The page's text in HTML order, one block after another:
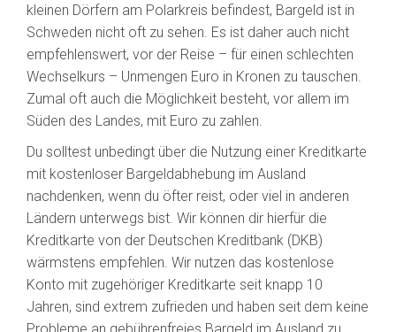
kleinen Dörfern am Polarkreis befindest, Bargeld ist in
Schweden nicht oft zu sehen. Es ist daher auch nicht
empfehlenswert, vor der Reise – für einen schlechten
Wechselkurs – Unmengen Euro in Kronen zu tauschen.
Zumal oft auch die Möglichkeit besteht, vor allem im
Süden des Landes, mit Euro zu zahlen.
Du solltest unbedingt über die Nutzung einer Kreditkarte
mit kostenloser Bargeldabhebung im Ausland
nachdenken, wenn du öfter reist, oder viel in anderen
Ländern unterwegs bist. Wir können dir hierfür die
Kreditkarte von der Deutschen Kreditbank (DKB)
wärmstens empfehlen. Wir nutzen das kostenlose
Konto mit zugehöriger Kreditkarte seit knapp 10
Jahren, sind extrem zufrieden und haben seit dem keine